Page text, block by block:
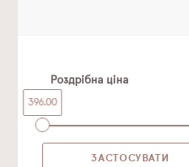
Роздрібна ціна
396.00